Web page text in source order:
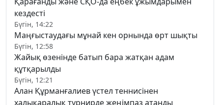
кездесті
Бүгін, 14:22
Маңғыстаудағы мұнай кен орнында өрт шықты
Бүгін, 12:58
Жайық өзенінде батып бара жатқан адам
құтқарылды
Бүгін, 12:21
Алан Құрманғалиев үстел теннисінен
халықаралық турнирде жеңімпаз атанды